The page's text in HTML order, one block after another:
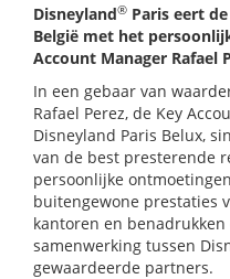
Disneyland® Paris eert
België met het
Account Manager Rafael
In een gebaar van
Rafael Perez, de Key
Disneyland Paris Belux,
van de best presterende
persoonlijke
buitengewone prestaties
kantoren en
samenwerking tussen
gewaardeerde partners.